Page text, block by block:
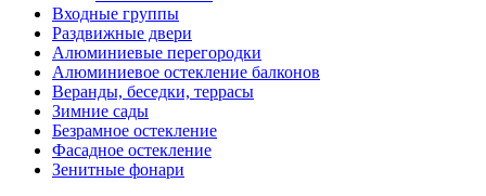
Входные группы
Раздвижные двери
Алюминиевые перегородки
Алюминиевое остекление балконов
Веранды, беседки, террасы
Зимние сады
Безрамное остекление
Фасадное остекление
Зенитные фонари